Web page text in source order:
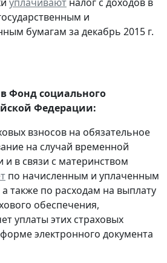
и
бумагам за декабрь 2015 г.
Фонд социального
Федерации:
взносов на обязательное
на случай временной
и в связи с материнством
по начисленным и уплаченным
также по расходам на выплату
обеспечения,
уплаты этих страховых
форме электронного документа